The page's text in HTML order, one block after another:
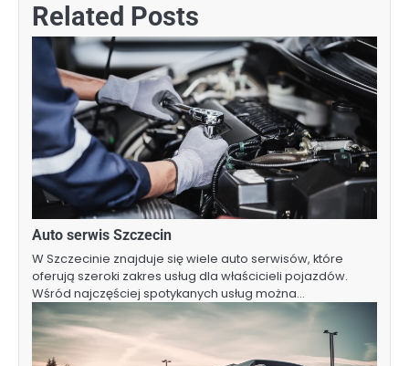
Related Posts
Auto serwis Szczecin
W Szczecinie znajduje się wiele auto serwisów, które
oferują szeroki zakres usług dla właścicieli pojazdów.
Wśród najczęściej spotykanych usług można…